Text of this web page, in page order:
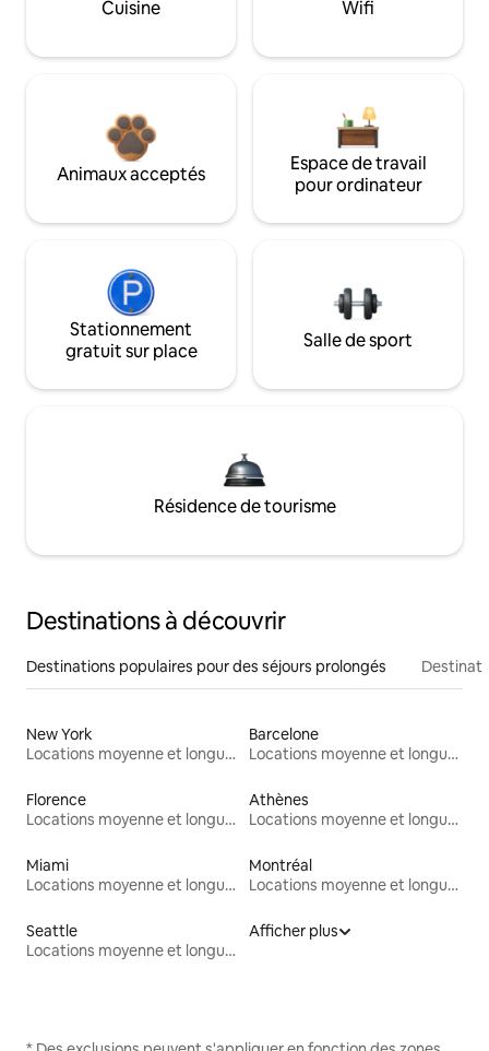
Cuisine Wifi
Animaux acceptés
Espace de travail
pour ordinateur
Stationnement
gratuit sur place
Salle de sport
Résidence de tourisme
Destinations à découvrir
Destinations populaires pour des séjours prolongés
New York
Locations moyenne et longue durée
Barcelone
Locations moyenne et longue durée
Florence
Locations moyenne et longue durée
Athènes
Locations moyenne et longue durée
Miami
Locations moyenne et longue durée
Montréal
Locations moyenne et longue durée
Seattle
Locations moyenne et longue durée
Afficher plus